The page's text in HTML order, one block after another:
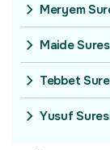
Meryem
Maide
Tebbet
Yusuf